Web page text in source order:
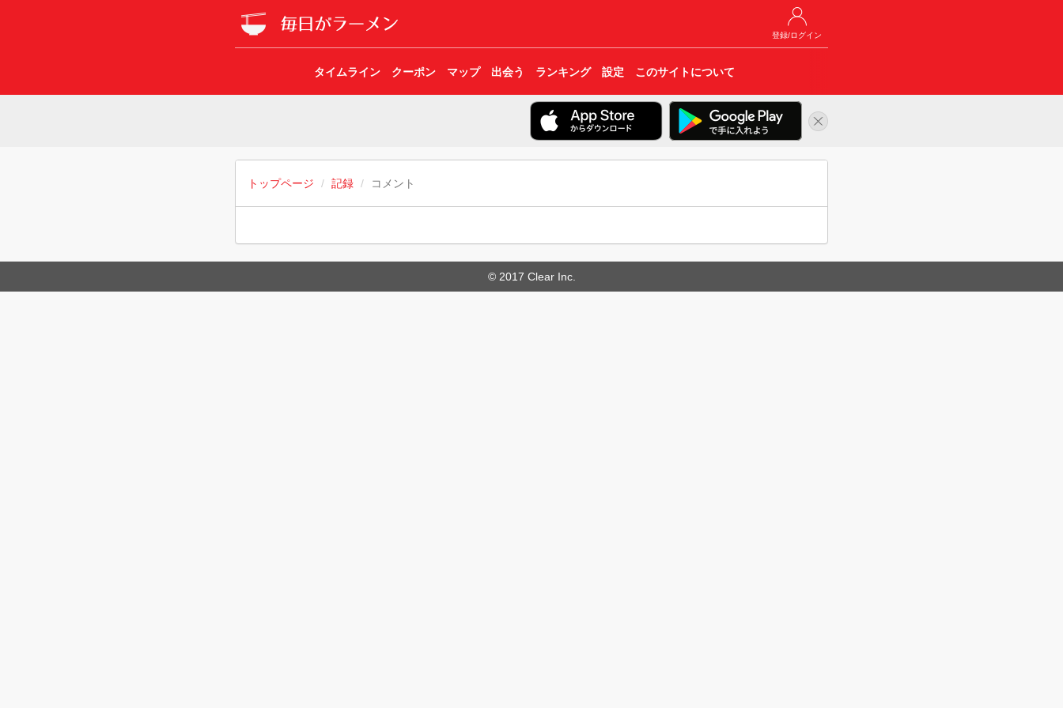
登録/ログイン
タイムライン クーポン マップ 出会う ランキング 設定 このサイトについて
トップページ 記録 コメント
© 2017 Clear Inc.